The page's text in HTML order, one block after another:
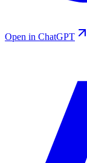
Open in ChatGPT